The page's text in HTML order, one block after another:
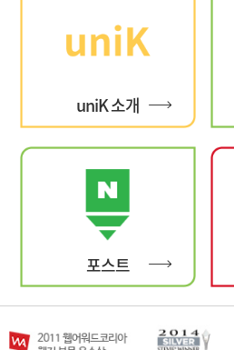
uniK 소개
포스트